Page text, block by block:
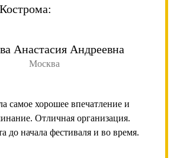
Анастасия Андреевна
Москва
самое хорошее впечатление и
Отличная организация.
до начала фестиваля и во время.